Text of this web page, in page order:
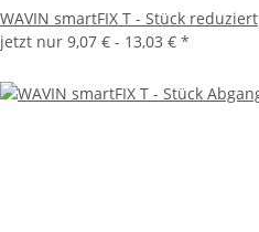
WAVIN smartFIX T - Stück reduziert
jetzt nur 9,07 € - 13,03 € *